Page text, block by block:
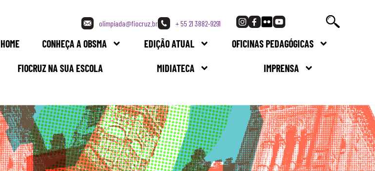
olimpiada@fiocruz.br + 55 21 3882-9291
HOME CONHEÇA A OBSMA EDIÇÃO ATUAL OFICINAS PEDAGÓGICAS
FIOCRUZ NA SUA ESCOLA MIDIATECA IMPRENSA